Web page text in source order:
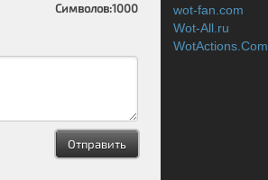
Символов:1000
wot-fan.com
Wot-All.ru
WotActions.Com